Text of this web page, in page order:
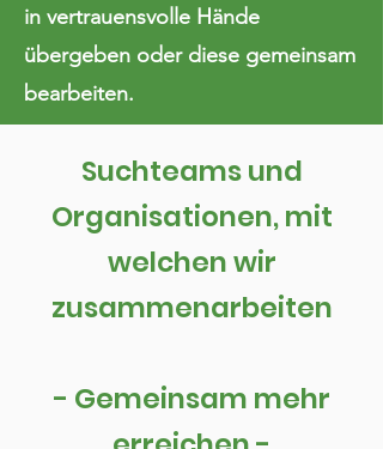
in vertrauensvolle Hände
übergeben oder diese gemeinsam
bearbeiten.
Suchteams und
Organisationen, mit
welchen wir
zusammenarbeiten
- Gemeinsam mehr